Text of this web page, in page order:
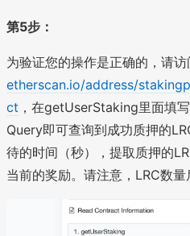
第5步：
为验证您的操作是正确的，请访
etherscan.io/address/
ct ，在getUserStaking里面填
Query即可查询到成功质押的
待的时间（秒），提取质押的
当前的奖励。请注意，LRC数量